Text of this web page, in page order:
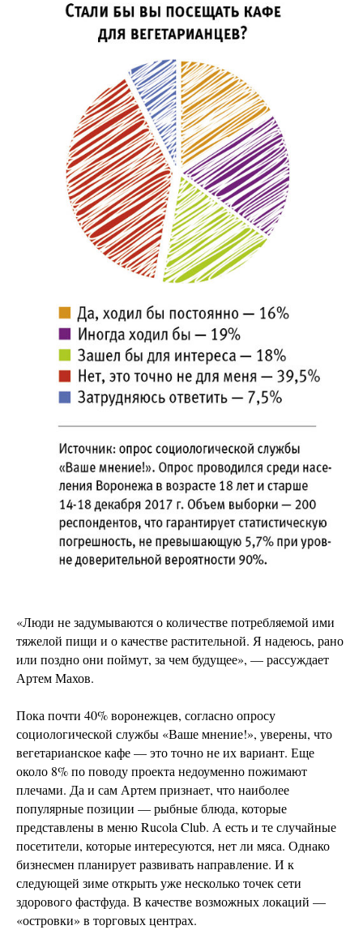
«Люди не задумываются о количестве потребляемой ими
тяжелой пищи и о качестве растительной. Я надеюсь, рано
или поздно они поймут, за чем будущее», — рассуждает
Артем Махов.
Пока почти 40% воронежцев, согласно опросу
социологической службы «Ваше мнение!», уверены, что
вегетарианское кафе — это точно не их вариант. Еще
около 8% по поводу проекта недоуменно пожимают
плечами. Да и сам Артем признает, что наиболее
популярные позиции — рыбные блюда, которые
представлены в меню Rucola Club. А есть и те случайные
посетители, которые интересуются, нет ли мяса. Однако
бизнесмен планирует развивать направление. И к
следующей зиме открыть уже несколько точек сети
здорового фастфуда. В качестве возможных локаций —
«островки» в торговых центрах.